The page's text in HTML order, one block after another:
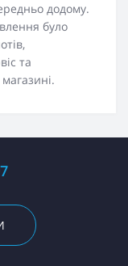
додому.
було
та